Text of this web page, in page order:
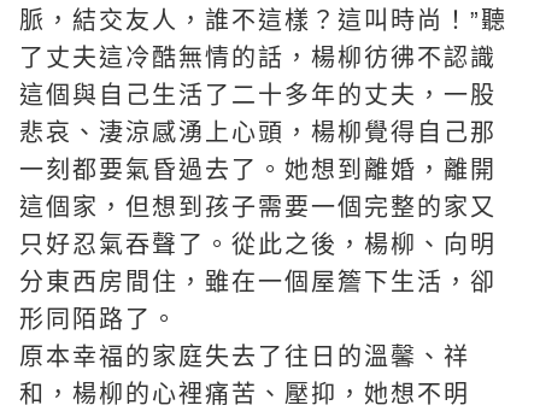
脈，結交友人，誰不這樣？這叫時尚！”聽
了丈夫這冷酷無情的話，楊柳彷彿不認識
這個與自己生活了二十多年的丈夫，一股
悲哀、淒涼感湧上心頭，楊柳覺得自己那
一刻都要氣昏過去了。她想到離婚，離開
這個家，但想到孩子需要一個完整的家又
只好忍氣吞聲了。從此之後，楊柳、向明
分東西房間住，雖在一個屋簷下生活，卻
形同陌路了。
原本幸福的家庭失去了往日的溫馨、祥
和，楊柳的心裡痛苦、壓抑，她想不明